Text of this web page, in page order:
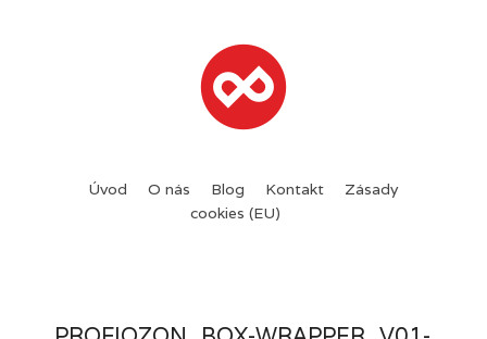
Úvod O nás Blog Kontakt
Zásady
cookies (EU)